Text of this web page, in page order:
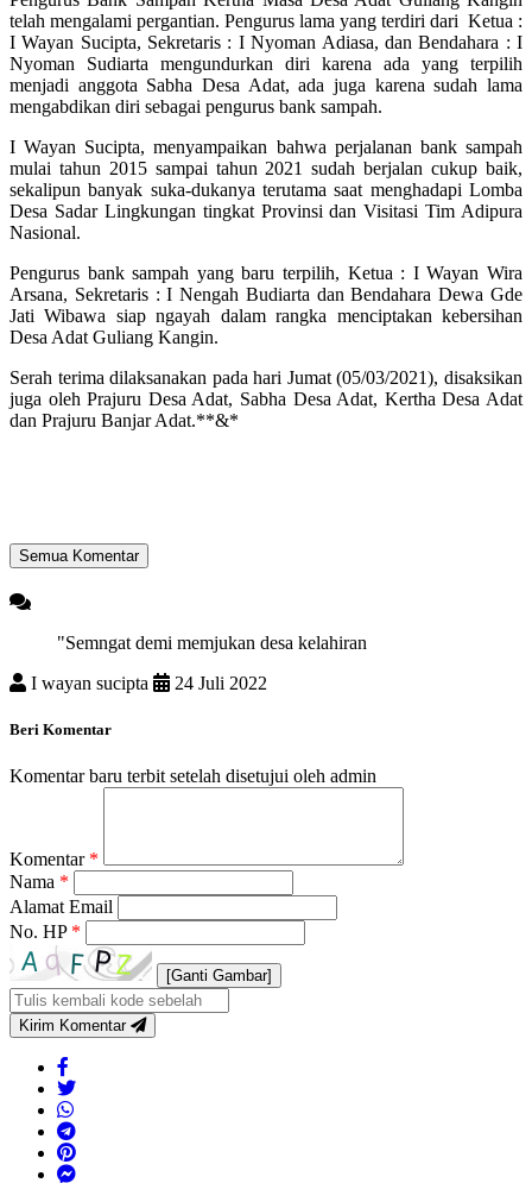
telah mengalami pergantian. Pengurus lama yang terdiri dari Ketua :
I Wayan Sucipta, Sekretaris : I Nyoman Adiasa, dan Bendahara : I
Nyoman Sudiarta mengundurkan diri karena ada yang terpilih
menjadi anggota Sabha Desa Adat, ada juga karena sudah lama
mengabdikan diri sebagai pengurus bank sampah.
I Wayan Sucipta, menyampaikan bahwa perjalanan bank sampah
mulai tahun 2015 sampai tahun 2021 sudah berjalan cukup baik,
sekalipun banyak suka-dukanya terutama saat menghadapi Lomba
Desa Sadar Lingkungan tingkat Provinsi dan Visitasi Tim Adipura
Nasional.
Pengurus bank sampah yang baru terpilih, Ketua : I Wayan Wira
Arsana, Sekretaris : I Nengah Budiarta dan Bendahara Dewa Gde
Jati Wibawa siap ngayah dalam rangka menciptakan kebersihan
Desa Adat Guliang Kangin.
Serah terima dilaksanakan pada hari Jumat (05/03/2021), disaksikan
juga oleh Prajuru Desa Adat, Sabha Desa Adat, Kertha Desa Adat
dan Prajuru Banjar Adat.**&*
Semua Komentar
"Semngat demi memjukan desa kelahiran
I wayan sucipta
24 Juli 2022
Beri Komentar
Komentar baru terbit setelah disetujui oleh admin
Komentar *
Nama *
Alamat Email
No. HP *
[Ganti Gambar]
Kirim Komentar